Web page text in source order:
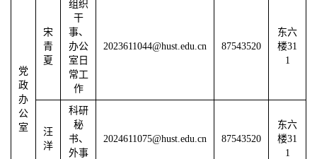
党
政
办
公
室
宋
青
夏
组织
干
事、
办公
室日
常工
作
2023611044@hust.edu.cn 87543520
东六
楼31
1
汪
洋
科研
秘
书、
外事
2024611075@hust.edu.cn 87543520
东六
楼31
1